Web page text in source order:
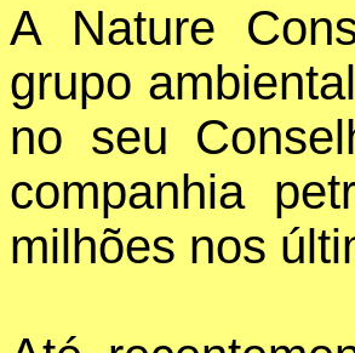
A Nature
grupo
no seu
companhia
milhões nos